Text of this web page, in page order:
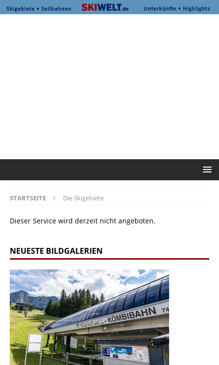
STARTSEITE Die Skigebiete
Dieser Service wird derzeit nicht angeboten.
NEUESTE BILDGALERIEN